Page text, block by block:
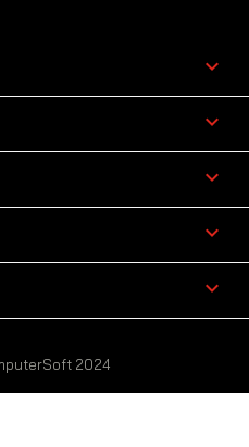




keyboard_arrow_down
2024